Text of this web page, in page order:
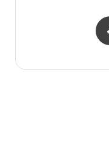
アウトレットイチ
（利川）店(캉골
리미엄아울렛 이천